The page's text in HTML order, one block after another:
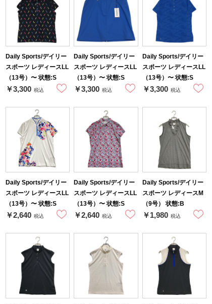
Daily Sports/デイリー
スポーツ レディースLL
（13号）〜 状態:S
￥3,300 税込
Daily Sports/デイリー
スポーツ レディースLL
（13号）〜 状態:S
￥3,300 税込
Daily Sports/デイリー
スポーツ レディースLL
（13号）〜 状態:S
￥3,300 税込
Daily Sports/デイリー
スポーツ レディースLL
（13号）〜 状態:S
￥2,640 税込
Daily Sports/デイリー
スポーツ レディースLL
（13号）〜 状態:S
￥2,640 税込
Daily Sports/デイリー
スポーツ レディースM
（9号） 状態:B
￥1,980 税込